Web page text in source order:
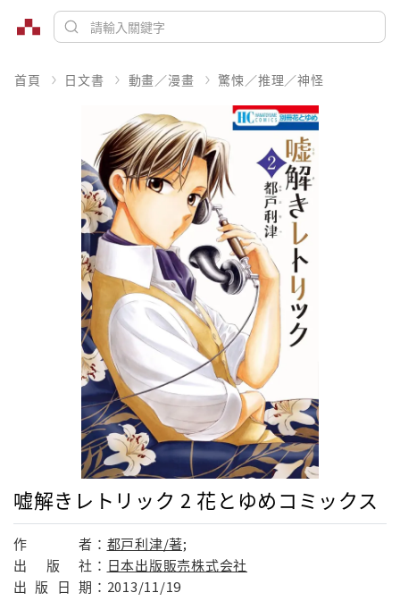
首頁 日文書 動畫／漫畫 驚悚／推理／神怪
嘘解きレトリック 2 花とゆめコミックス
作 者： 都戸利津/著;
出
版 社： 日本出版販売株式会社
出 版 日 期： 2013/11/19